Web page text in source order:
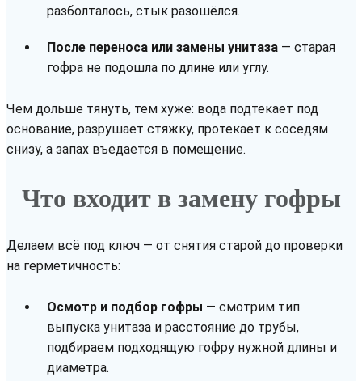
разболталось, стык разошёлся.
После переноса или замены унитаза — старая
гофра не подошла по длине или углу.
Чем дольше тянуть, тем хуже: вода подтекает под
основание, разрушает стяжку, протекает к соседям
снизу, а запах въедается в помещение.
Что входит в замену гофры
Делаем всё под ключ — от снятия старой до проверки
на герметичность:
Осмотр и подбор гофры — смотрим тип
выпуска унитаза и расстояние до трубы,
подбираем подходящую гофру нужной длины и
диаметра.